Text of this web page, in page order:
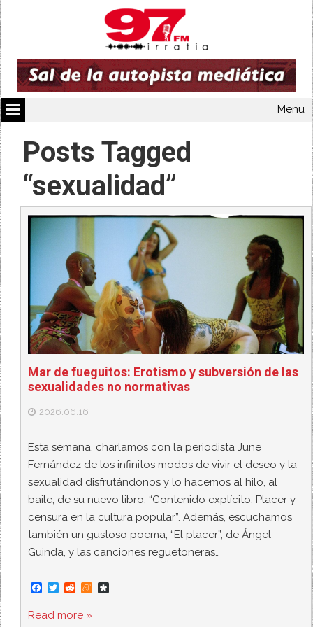
Menu
Posts Tagged
“sexualidad”
Mar de fueguitos: Erotismo y subversión de las
sexualidades no normativas
2026.06.16
Esta semana, charlamos con la periodista June
Fernández de los infinitos modos de vivir el deseo y la
sexualidad disfrutándonos y lo hacemos al hilo, al
baile, de su nuevo libro, “Contenido explícito. Placer y
censura en la cultura popular”. Además, escuchamos
también un gustoso poema, “El placer”, de Ángel
Guinda, y las canciones reguetoneras…
F
c
e
T
i
t
R
d
d
M
Read more »